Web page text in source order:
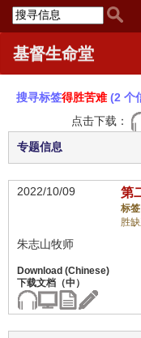
基督生命堂
搜寻标签得胜苦难(2 个
点击下载：
专题信息
2022/10/09 第
标
胜
朱志山牧师